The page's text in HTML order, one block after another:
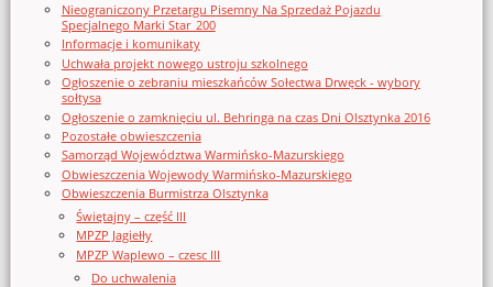
Nieograniczony Przetargu Pisemny Na Sprzedaż Pojazdu
Specjalnego Marki Star_200
Informacje i komunikaty
Uchwała projekt nowego ustroju szkolnego
Ogłoszenie o zebraniu mieszkańców Sołectwa Drwęck - wybory
sołtysa
Ogłoszenie o zamknięciu ul. Behringa na czas Dni Olsztynka 2016
Pozostałe obwieszczenia
Samorząd Województwa Warmińsko-Mazurskiego
Obwieszczenia Wojewody Warmińsko-Mazurskiego
Obwieszczenia Burmistrza Olsztynka
Świętajny – część III
MPZP Jagiełły
MPZP Waplewo – czesc III
Do uchwalenia